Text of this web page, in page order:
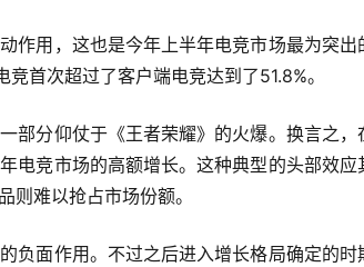
用，这也是今年上半年电竞市场最为突出
首次超过了客户端电竞达到了51.8%。
分仰仗于《王者荣耀》的火爆。换言之，
电竞市场的高额增长。这种典型的头部效应
难以抢占市场份额。
面作用。不过之后进入增长格局确定的时